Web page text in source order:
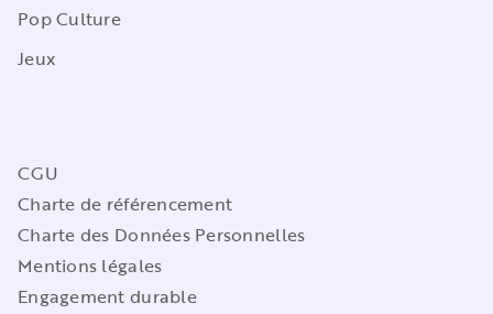
Pop Culture
Jeux
CGU
Charte de référencement
Charte des Données Personnelles
Mentions légales
Engagement durable